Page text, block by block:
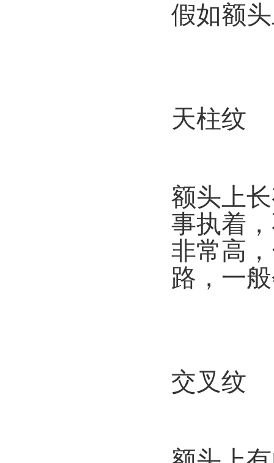
假如额
天柱纹
额头上
事执着
非常高
路，一
交叉纹